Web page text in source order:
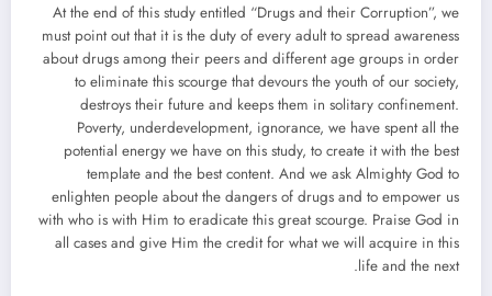
At the end of this study entitled “Drugs and their Corruption”, we
must point out that it is the duty of every adult to spread awareness
about drugs among their peers and different age groups in order
to eliminate this scourge that devours the youth of our society,
destroys their future and keeps them in solitary confinement.
Poverty, underdevelopment, ignorance, we have spent all the
potential energy we have on this study, to create it with the best
template and the best content. And we ask Almighty God to
enlighten people about the dangers of drugs and to empower us
with who is with Him to eradicate this great scourge. Praise God in
all cases and give Him the credit for what we will acquire in this
life and the next.